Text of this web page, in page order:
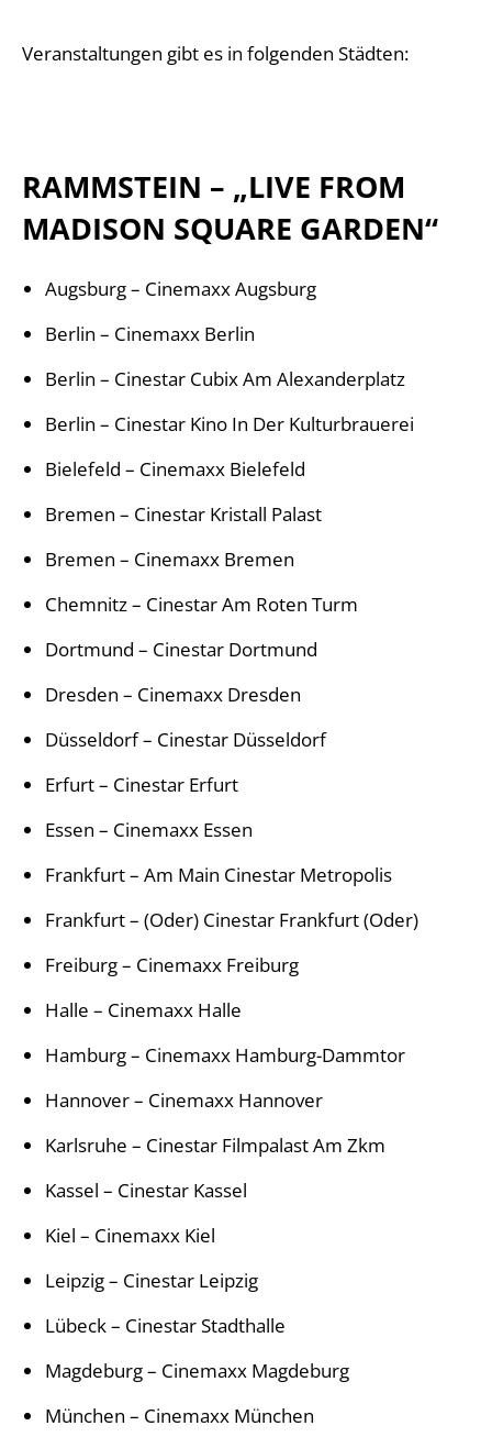
Veranstaltungen gibt es in folgenden Städten:
RAMMSTEIN – „LIVE FROM
MADISON SQUARE GARDEN“
Augsburg– CinemaxxAugsburg
Berlin – Cinemaxx Berlin
Berlin – Cinestar Cubix Am Alexanderplatz
Berlin – Cinestar Kino In Der Kulturbrauerei
Bielefeld – Cinemaxx Bielefeld
Bremen – Cinestar Kristall Palast
Bremen – Cinemaxx Bremen
Chemnitz– CinestarAm Roten Turm
Dortmund – Cinestar Dortmund
Dresden – Cinemaxx Dresden
Düsseldorf– Cinestar Düsseldorf
Erfurt– Cinestar Erfurt
Essen – Cinemaxx Essen
Frankfurt– Am Main Cinestar Metropolis
Frankfurt– (Oder) Cinestar Frankfurt (Oder)
Freiburg– Cinemaxx Freiburg
Halle – Cinemaxx Halle
Hamburg– Cinemaxx Hamburg-Dammtor
Hannover– Cinemaxx Hannover
Karlsruhe – Cinestar Filmpalast Am Zkm
Kassel – Cinestar Kassel
Kiel – Cinemaxx Kiel
Leipzig– Cinestar Leipzig
Lübeck– CinestarStadthalle
Magdeburg– Cinemaxx Magdeburg
München – Cinemaxx München